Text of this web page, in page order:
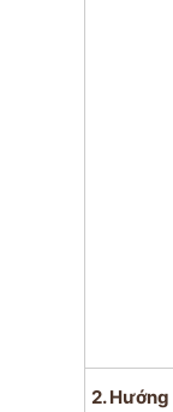
2. Hướng